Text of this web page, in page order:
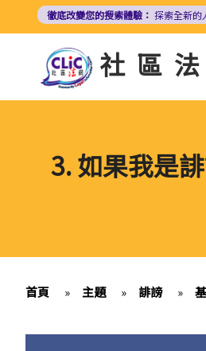
徹底改變您的搜索體驗： 探索全新的
社區
3. 如果我是
首頁 » 主題 » 誹謗 »